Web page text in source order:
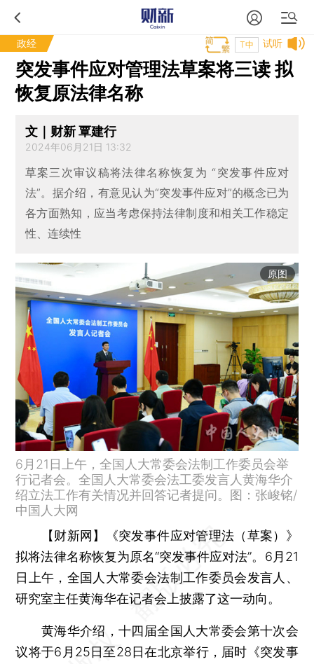
政经 试听
T中
突发事件应对管理法草案将三读 拟
恢复原法律名称
文｜财新 覃建行
2024年06月21日 13:32
草案三次审议稿将法律名称恢复为 “突发事件应对
法”。据介绍，有意见认为“突发事件应对”的概念已为
各方面熟知，应当考虑保持法律制度和相关工作稳定
性、连续性
原图
6月21日上午，全国人大常委会法制工作委员会举
行记者会。全国人大常委会法工委发言人黄海华介
绍立法工作有关情况并回答记者提问。图：张峻铭/
中国人大网
【财新网】
《突发事件应对管理法（草案）》
拟将法律名称恢复为原名“突发事件应对法”。6月21
日上午，全国人大常委会法制工作委员会发言人、
研究室主任黄海华在记者会上披露了这一动向。
黄海华介绍，十四届全国人大常委会第十次会
议将于6月25日至28日在北京举行，届时《突发事